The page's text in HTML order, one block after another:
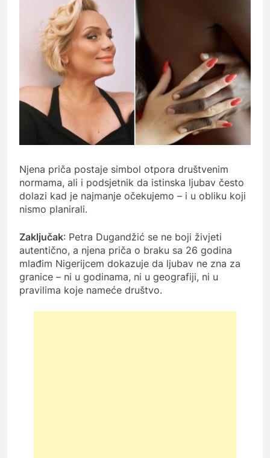
Njena priča postaje simbol otpora društvenim
normama, ali i podsjetnik da istinska ljubav često
dolazi kad je najmanje očekujemo – i u obliku koji
nismo planirali.
Zaključak: Petra Dugandžić se ne boji živjeti
autentično, a njena priča o braku sa 26 godina
mlađim Nigerijcem dokazuje da ljubav ne zna za
granice – ni u godinama, ni u geografiji, ni u
pravilima koje nameće društvo.